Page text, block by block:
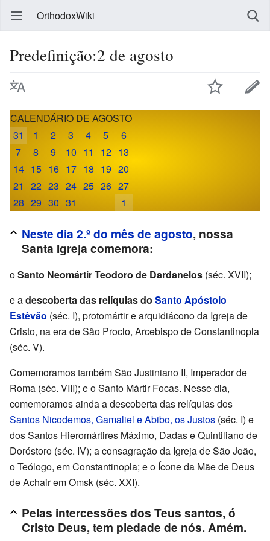
OrthodoxWiki
Predefinição:2 de agosto
CALENDÁRIO DE AGOSTO
31
1 2 3 4 5
6
7
8 9 10 11 12 13
14 15 16 17 18 19 20
21
22 23 24 25 26 27
28 29 30 31 1
Neste dia 2.º do mês de agosto, nossa
Santa Igreja comemora:
oSanto Neomártir Teodoro de Dardanelos (séc. XVII);
e adescoberta das relíquias do Santo Apóstolo
Estêvão (séc. I), protomártir e arquidiácono da Igreja de
Cristo, na era de São Proclo, Arcebispo de Constantinopla
(séc. V).
Comemoramos também São Justiniano II, Imperador de
Roma (séc. VIII); e o Santo Mártir Focas. Nesse dia,
comemoramos ainda a descoberta das relíquias dos
Santos Nicodemos, Gamaliel e Abibo, os Justos (séc. I) e
dos Santos Hieromártires Máximo, Dadas e Quintiliano de
Doróstoro (séc. IV); a consagração da Igreja de São João,
o Teólogo, em Constantinopla; e o Ícone da Mãe de Deus
de Achair em Omsk (séc. XXI).
Pelas intercessões dos Teus santos, ó
Cristo Deus, tem piedade de nós. Amém.